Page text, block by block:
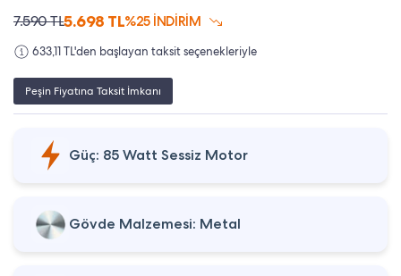
7.590TL5.698 TL%25 İNDİRİM
633,11 TL'den başlayan taksit seçenekleriyle
Peşin Fiyatına Taksit İmkanı
Güç: 85 Watt Sessiz Motor
Gövde Malzemesi: Metal